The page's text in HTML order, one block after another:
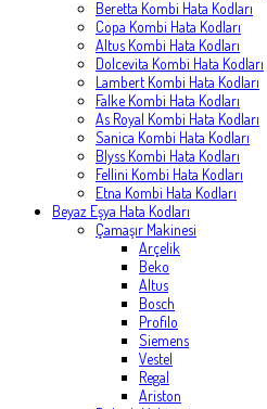
Beretta Kombi Hata Kodları
Copa Kombi Hata Kodları
Altus Kombi Hata Kodları
Dolcevita Kombi Hata Kodları
Lambert Kombi Hata Kodları
Falke Kombi Hata Kodları
As Royal Kombi Hata Kodları
Sanica Kombi Hata Kodları
Blyss Kombi Hata Kodları
Fellini Kombi Hata Kodları
Etna Kombi Hata Kodları
Beyaz Eşya Hata Kodları
Çamaşır Makinesi
Arçelik
Beko
Altus
Bosch
Profilo
Siemens
Vestel
Regal
Ariston